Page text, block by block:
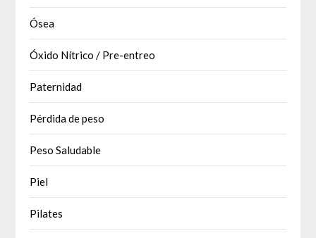
Ósea
Óxido Nítrico / Pre-entreo
Paternidad
Pérdida de peso
Peso Saludable
Piel
Pilates